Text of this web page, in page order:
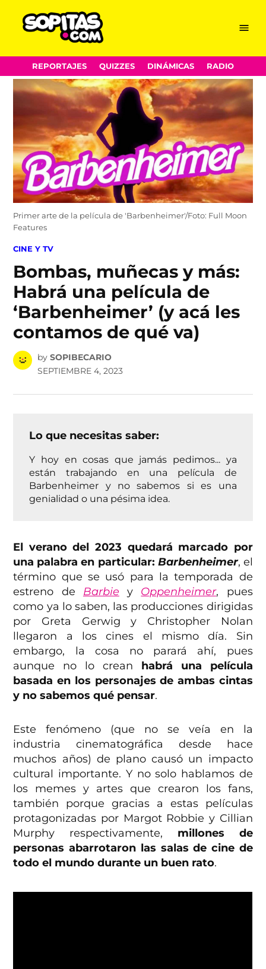
Skip
to
content
Menu
REPORTAJES QUIZZES DINÁMICAS RADIO
Primer arte de la película de 'Barbenheimer'/Foto: Full Moon
Features
POSTED
CINE Y TV
Bombas, muñecas y más:
Habrá una película de
‘Barbenheimer’ (y acá les
contamos de qué va)
by SOPIBECARIO
SEPTIEMBRE 4, 2023
Lo que necesitas saber:
Y hoy en cosas que jamás pedimos... ya
están trabajando en una película de
Barbenheimer y no sabemos si es una
genialidad o una pésima idea.
El verano del 2023 quedará marcado por
una palabra en particular: Barbenheimer, el
término que se usó para la temporada de
estreno de Barbie y Oppenheimer, pues
como ya lo saben, las producciones dirigidas
por Greta Gerwig y Christopher Nolan
llegaron a los cines el mismo día. Sin
embargo, la cosa no parará ahí, pues
aunque no lo crean habrá una película
basada en los personajes de ambas cintas
y no sabemos qué pensar.
Este fenómeno (que no se veía en la
industria cinematográfica desde hace
muchos años) de plano causó un impacto
cultural importante. Y no solo hablamos de
los memes y artes que crearon los fans,
también porque gracias a estas películas
protagonizadas por Margot Robbie y Cillian
Murphy respectivamente, millones de
personas abarrotaron las salas de cine de
todo el mundo durante un buen rato.